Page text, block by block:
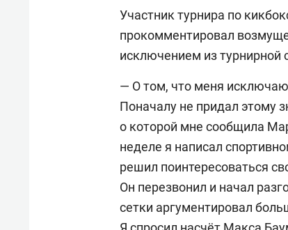
Участник турнира по
прокомментировал
исключением из турнирной
— О том, что меня
Поначалу не придал этому
о которой мне сообщила
неделе я написал
решил поинтересоваться
Он перезвонил и начал
сетки аргументировал